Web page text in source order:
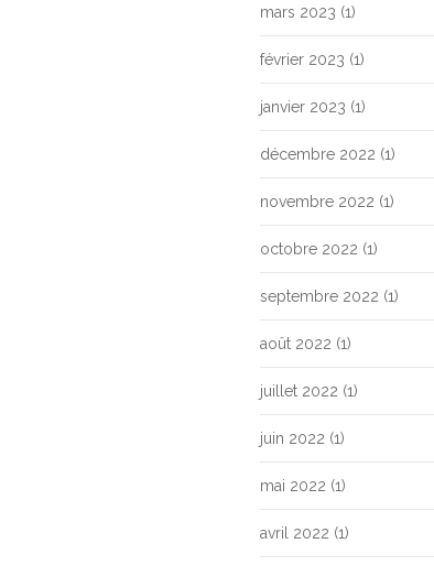
mars 2023 (1)
février 2023 (1)
janvier 2023 (1)
décembre 2022 (1)
novembre 2022 (1)
octobre 2022 (1)
septembre 2022 (1)
août 2022 (1)
juillet 2022 (1)
juin 2022 (1)
mai 2022 (1)
avril 2022 (1)